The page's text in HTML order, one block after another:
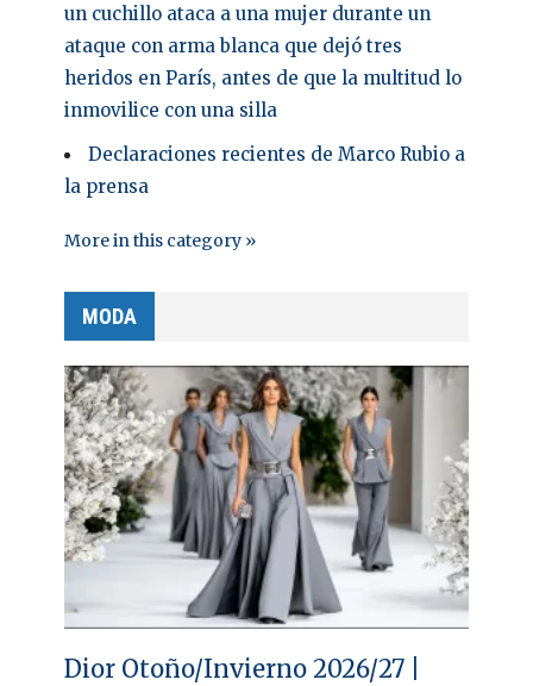
un cuchillo ataca a una mujer durante un
ataque con arma blanca que dejó tres
heridos en París, antes de que la multitud lo
inmovilice con una silla
Declaraciones recientes de Marco Rubio a
la prensa
More in this category »
MODA
Dior Otoño/Invierno 2026/27 |